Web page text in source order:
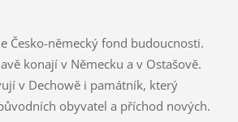
Česko-německý fond budoucnosti.
konají v Německu a v Ostašově.
v Dechowě i památník, který
obyvatel a příchod nových.